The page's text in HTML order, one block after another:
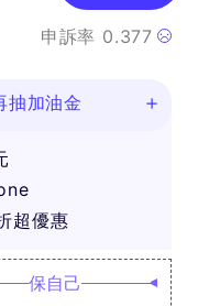
申訴率 0.377
抽加油金
超優惠
保自己